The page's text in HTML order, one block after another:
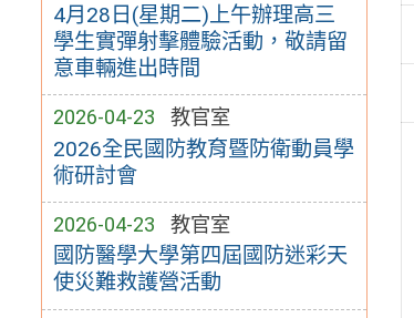
4月28日(星期二)上午辦理高三
學生實彈射擊體驗活動，敬請留
意車輛進出時間
2026-04-23 教官室
2026全民國防教育暨防衛動員學
術研討會
2026-04-23 教官室
國防醫學大學第四屆國防迷彩天
使災難救護營活動